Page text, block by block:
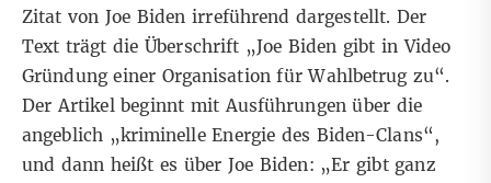
Zitat von Joe Biden irreführend dargestellt. Der
Text trägt die Überschrift „Joe Biden gibt in Video
Gründung einer Organisation für Wahlbetrug zu“.
Der Artikel beginnt mit Ausführungen über die
angeblich „kriminelle Energie des Biden-Clans“,
und dann heißt es über Joe Biden: „Er gibt ganz